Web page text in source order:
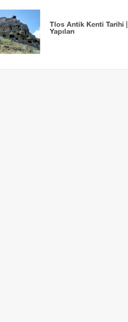
Tlos Antik Kenti Tarihi |
Yapıları